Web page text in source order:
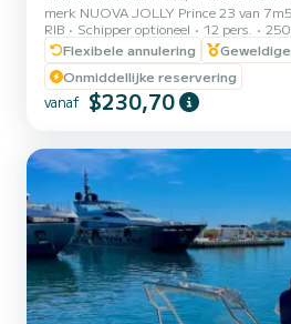
merk NUOVA JOLLY Prince 23 van
4-takt motor. Zijn zeewaardigheid en
veilig en aangenaam, het is zuinig bij het
watersporten. Deze nieuwe Halfstijf uit 2018 heeft een Toegestane
Capaciteit van 14 personen,
personen voor optimaal comfort. # De boot heeft: - Groot
RIB Schipper optioneel 12 pers.
Flexibele annulering
Onmiddellijke reservering
vanaf $230,70